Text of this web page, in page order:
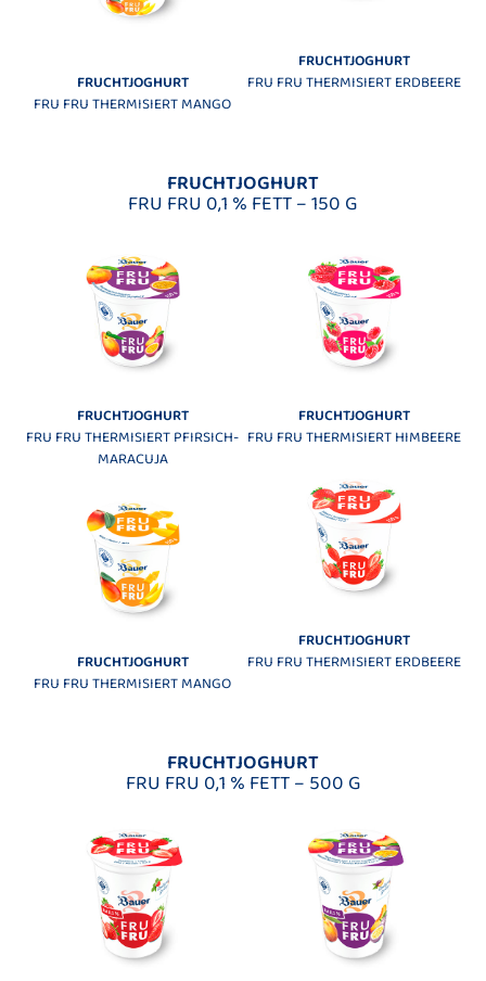
FRUCHTJOGHURT
FRU FRU THERMISIERT ERDBEERE
FRUCHTJOGHURT
FRU FRU THERMISIERT MANGO
FRUCHTJOGHURT
FRU FRU 0,1 % FETT – 150 G
FRUCHTJOGHURT
FRU FRU THERMISIERT PFIRSICH-
MARACUJA
FRUCHTJOGHURT
FRU FRU THERMISIERT HIMBEERE
FRUCHTJOGHURT
FRU FRU THERMISIERT ERDBEERE
FRUCHTJOGHURT
FRU FRU THERMISIERT MANGO
FRUCHTJOGHURT
FRU FRU 0,1 % FETT – 500 G